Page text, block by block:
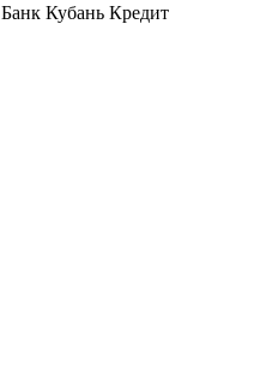
Банк Кубань Кредит